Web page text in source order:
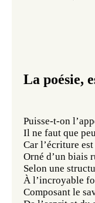
La poésie,
Puisse-t-on
Il ne faut que
Car l’écriture
Orné d’un biais
Selon une
À l’incroyable
Composant le